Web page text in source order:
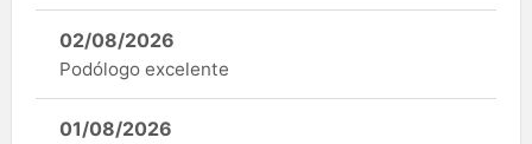
02/08/2026
Podólogo excelente
01/08/2026